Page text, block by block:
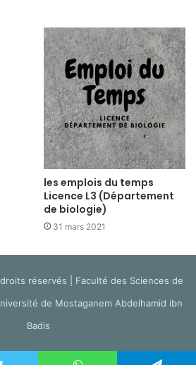
les emplois du temps
Licence L3 (Département
de biologie)
31 mars 2021
réservés | Faculté des Sciences de
de Mostaganem Abdelhamid ibn
Badis